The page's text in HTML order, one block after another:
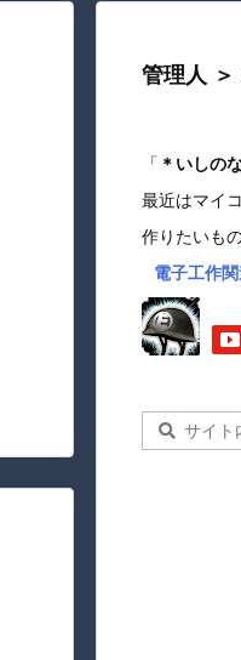
管理人
「 ＊いしの
最近はマイ
作りたいも
電子工作